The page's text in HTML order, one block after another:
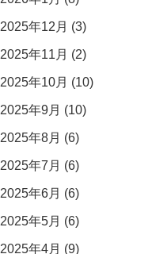
2025年12月 (3)
2025年11月 (2)
2025年10月 (10)
2025年9月 (10)
2025年8月 (6)
2025年7月 (6)
2025年6月 (6)
2025年5月 (6)
2025年4月 (9)